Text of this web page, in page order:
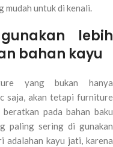
untuk di kenali.
lebih
bahan kayu
yang bukan hanya
saja, akan tetapi furniture
pada bahan baku
paling sering di gunakan
adalahan kayu jati, karena